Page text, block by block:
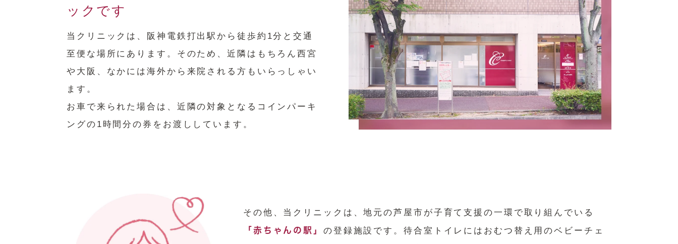
ックです
当クリニックは、阪神電鉄打出駅から徒歩約1分と交通
至便な場所にあります。そのため、近隣はもちろん西宮
や大阪、なかには海外から来院される方もいらっしゃい
ます。
お車で来られた場合は、近隣の対象となるコインパーキ
ングの1時間分の券をお渡ししています。
その他、当クリニックは、地元の芦屋市が子育て支援の一環で取り組んでいる
「赤ちゃんの駅」 の登録施設です。待合室トイレにはおむつ替え用のベビーチェ